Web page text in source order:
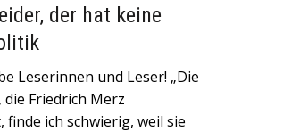
der hat keine
Leserinnen und Leser! „Die
die Friedrich Merz
ich schwierig, weil sie